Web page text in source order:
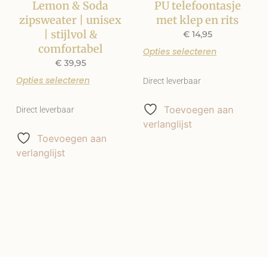
Lemon & Soda
zipsweater | unisex
| stijlvol &
comfortabel
€39,95
Opties selecteren
Direct leverbaar
Toevoegen aan
verlanglijst
PU telefoontasje
met klep en rits
€14,95
Opties selecteren
Direct leverbaar
Toevoegen aan
verlanglijst